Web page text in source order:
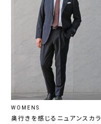
WOMENS
奥行きを感じるニュアンスカラ